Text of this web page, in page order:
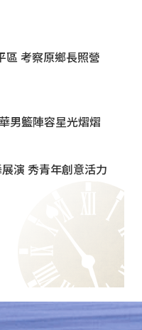
區 考察原鄉長照營
男籃陣容星光熠熠
演 秀青年創意活力